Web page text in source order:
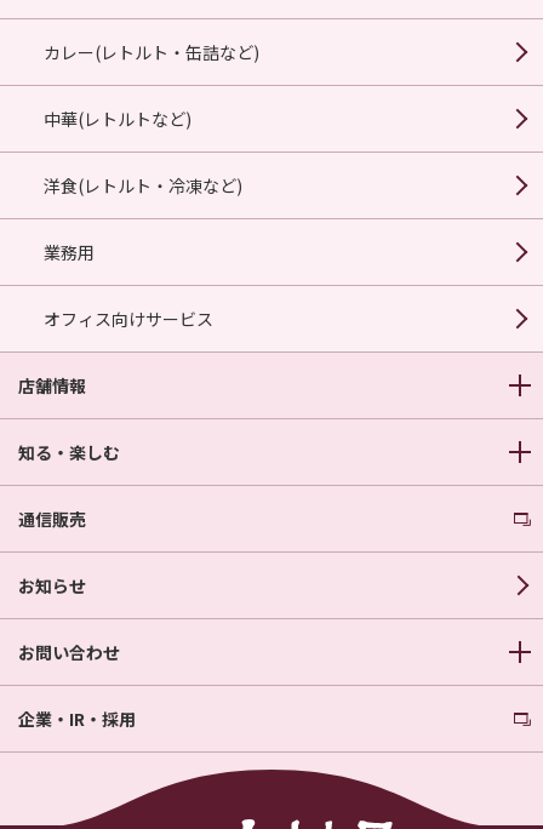
カレー(レトルト・缶詰など)
中華(レトルトなど)
洋食(レトルト・冷凍など)
業務用
オフィス向けサービス
店舗情報
知る・楽しむ
通信販売
お知らせ
お問い合わせ
企業・IR・採用